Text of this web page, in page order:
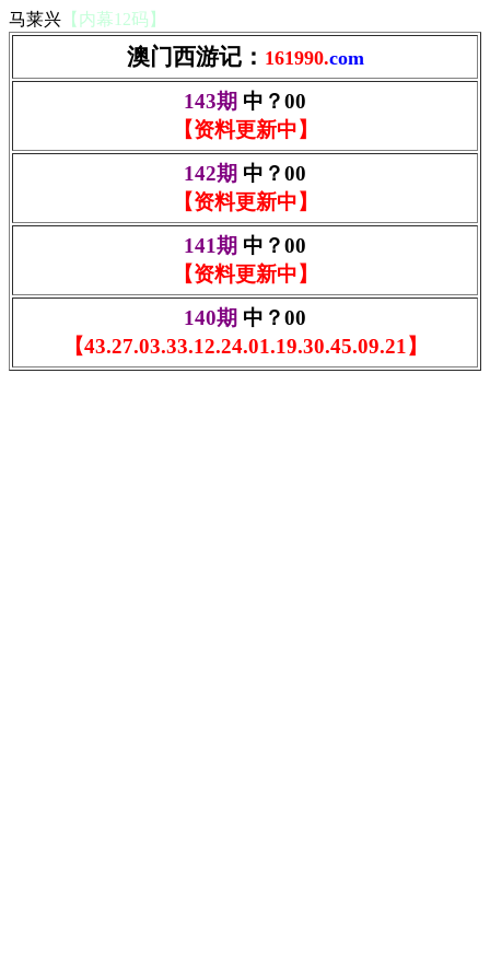
马莱兴 【内幕12码】
澳门西游记： 161990.com
143期 中？00
【资料更新中】
142期 中？00
【资料更新中】
141期 中？00
【资料更新中】
140期 中？00
【43.27.03.33.12.24.01.19.30.45.09.21】